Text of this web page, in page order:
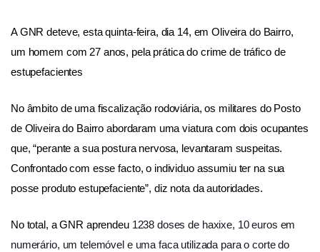
A GNR deteve, esta quinta-feira, dia 14, em Oliveira do Bairro,
um homem com 27 anos, pela prática do crime de tráfico de
estupefacientes
No âmbito de uma fiscalização rodoviária, os militares do Posto
de Oliveira do Bairro abordaram uma viatura com dois ocupantes
que, “perante a sua postura nervosa, levantaram suspeitas.
Confrontado com esse facto, o individuo assumiu ter na sua
posse produto estupefaciente”, diz nota da autoridades.
No total, a GNR aprendeu 1238 doses de haxixe, 10 euros em
numerário, um telemóvel e uma faca utilizada para o corte do